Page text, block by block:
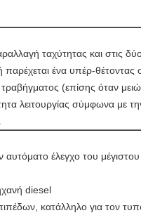
ταχύτητας και στις
παρέχεται ένα υπέρ-θέτοντας
(επίσης όταν
λειτουργίας σύμφωνα με
έλεγχο του
diesel
κατάλληλο για τον